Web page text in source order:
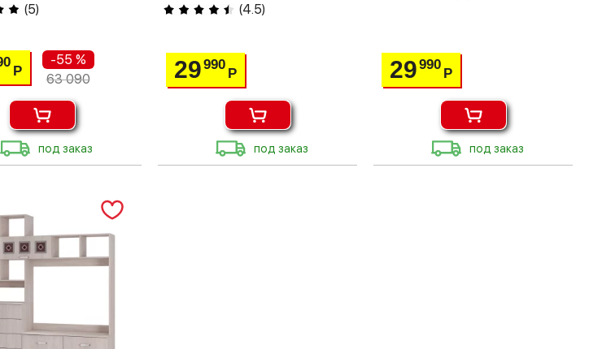
(5)
Р
-55 %
63 090
под заказ
(4.5)
29990
Р
под заказ
29990
Р
под заказ